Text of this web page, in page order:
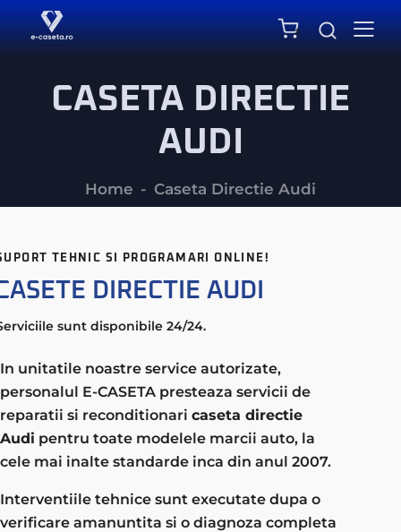
0
CASETA DIRECTIE
AUDI
Home Caseta Directie Audi
TEHNIC SI PROGRAMARI ONLINE!
DIRECTIE AUDI
sunt disponibile 24/24.
In unitatile noastre service autorizate,
personalul E-CASETA presteaza servicii de
reparatii si reconditionari caseta directie
Audi pentru toate modelele marcii auto, la
cele mai inalte standarde inca din anul 2007.
Interventiile tehnice sunt executate dupa o
verificare amanuntita si o diagnoza completa